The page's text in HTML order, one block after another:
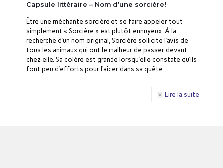
Capsule littéraire – Nom d’une sorcière!
Être une méchante sorcière et se faire appeler tout
simplement « Sorcière » est plutôt ennuyeux. À la
recherche d’un nom original, Sorcière sollicite l’avis de
tous les animaux qui ont le malheur de passer devant
chez elle. Sa colère est grande lorsqu’elle constate qu’ils
font peu d’efforts pour l’aider dans sa quête…
Lire la suite